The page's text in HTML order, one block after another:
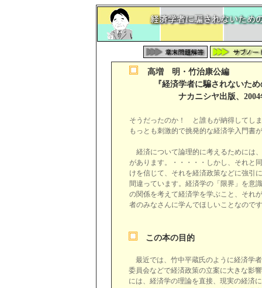
高増 明・竹治康公編
『経済学者に騙されないため
ナカニシヤ出版、2004年4
そうだったのか！ と誰もが納得してし
もっとも刺激的で挑発的な経済学入門書
経済について論理的に考えるためには
があります。・・・・・しかし、それと
けを信じて、それを経済政策などに強引
間違っています。経済学の「限界」を意
の関係を考えて経済学を学ぶこと、それ
者のみなさんに学んでほしいことなので
この本の目的
最近では、竹中平蔵氏のように経済学
委員会などで経済政策の立案に大きな影
には、経済学の理論を直接、現実の経済